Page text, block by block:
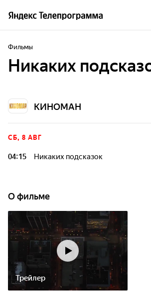
Фильмы
Никаких
КИНОМАН
СБ, 8 АВГ
04:15 Никаких подсказок
О фильме
Трейлер